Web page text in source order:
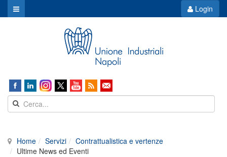
Login
Home Servizi
Contrattualistica e vertenze
Ultime News ed Eventi